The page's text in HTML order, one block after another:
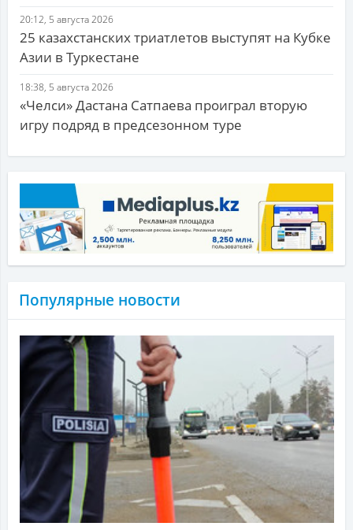
20:12, 5 августа 2026
25 казахстанских триатлетов выступят на Кубке
Азии в Туркестане
18:38, 5 августа 2026
«Челси» Дастана Сатпаева проиграл вторую
игру подряд в предсезонном туре
Популярные новости